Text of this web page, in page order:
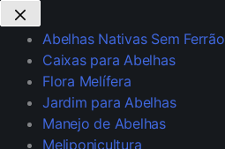
Abelhas Nativas Sem Ferrão
Caixas para Abelhas
Flora Melífera
Jardim para Abelhas
Manejo de Abelhas
Meliponicultura